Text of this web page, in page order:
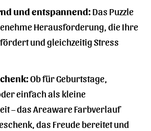
und entspannend:Das Puzzle
Herausforderung, die Ihre
und gleichzeitig Stress
Ob für Geburtstage,
einfach als kleine
– das Areaware Farbverlauf
das Freude bereitet und